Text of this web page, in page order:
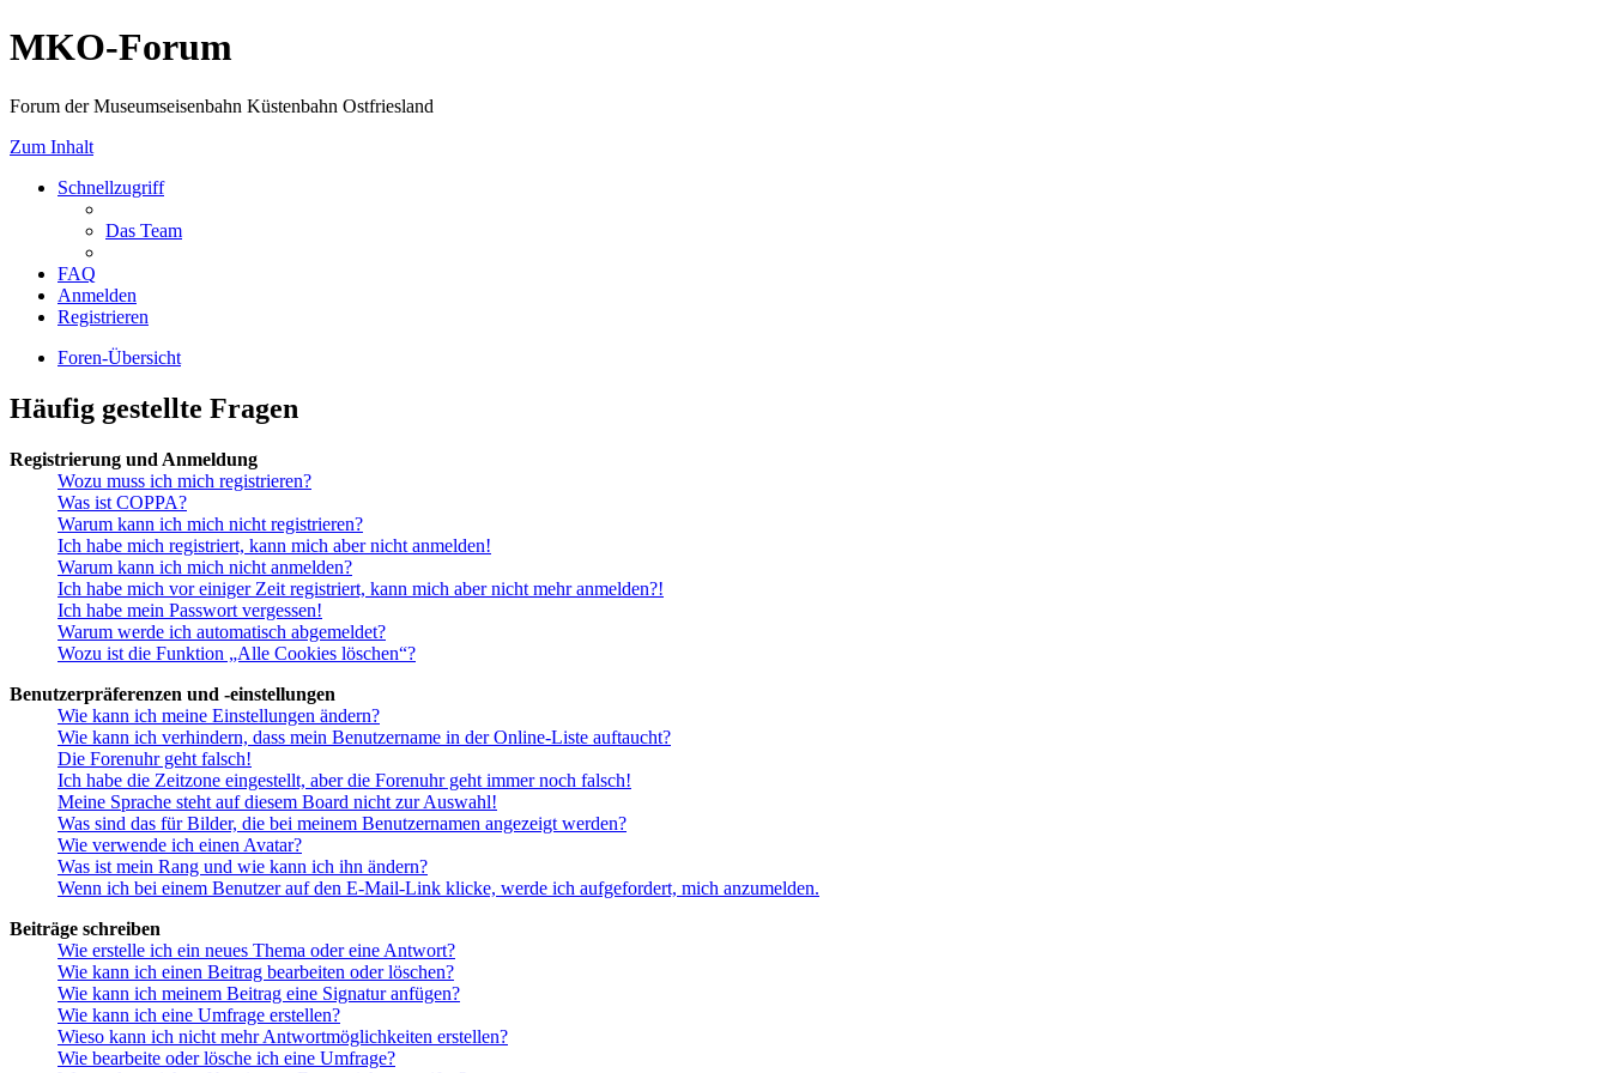
MKO-Forum
Forum der Museumseisenbahn Küstenbahn Ostfriesland
Zum Inhalt
Schnellzugriff
Das Team
FAQ
Anmelden
Registrieren
Foren-Übersicht
Häufig gestellte Fragen
Registrierung und Anmeldung
Wozu muss ich mich registrieren?
Was ist COPPA?
Warum kann ich mich nicht registrieren?
Ich habe mich registriert, kann mich aber nicht anmelden!
Warum kann ich mich nicht anmelden?
Ich habe mich vor einiger Zeit registriert, kann mich aber nicht mehr anmelden?!
Ich habe mein Passwort vergessen!
Warum werde ich automatisch abgemeldet?
Wozu ist die Funktion „Alle Cookies löschen“?
Benutzerpräferenzen und -einstellungen
Wie kann ich meine Einstellungen ändern?
Wie kann ich verhindern, dass mein Benutzername in der Online-Liste auftaucht?
Die Forenuhr geht falsch!
Ich habe die Zeitzone eingestellt, aber die Forenuhr geht immer noch falsch!
Meine Sprache steht auf diesem Board nicht zur Auswahl!
Was sind das für Bilder, die bei meinem Benutzernamen angezeigt werden?
Wie verwende ich einen Avatar?
Was ist mein Rang und wie kann ich ihn ändern?
Wenn ich bei einem Benutzer auf den E-Mail-Link klicke, werde ich aufgefordert, mich anzumelden.
Beiträge schreiben
Wie erstelle ich ein neues Thema oder eine Antwort?
Wie kann ich einen Beitrag bearbeiten oder löschen?
Wie kann ich meinem Beitrag eine Signatur anfügen?
Wie kann ich eine Umfrage erstellen?
Wieso kann ich nicht mehr Antwortmöglichkeiten erstellen?
Wie bearbeite oder lösche ich eine Umfrage?